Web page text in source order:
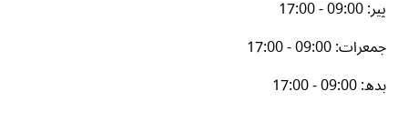
پیر:
17:00 - 09:00
جمعرات:
17:00 - 09:00
بدھ:
17:00 - 09:00